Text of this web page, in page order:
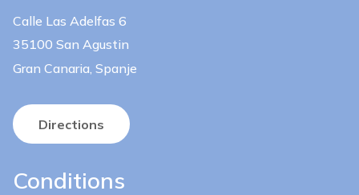
Calle Las Adelfas 6
35100 San Agustin
Gran Canaria, Spanje
Directions
Conditions